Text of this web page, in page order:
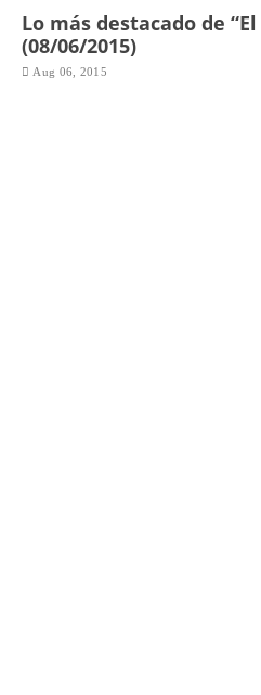
Lo más destacado de
(08/06/2015)
Aug 06, 2015